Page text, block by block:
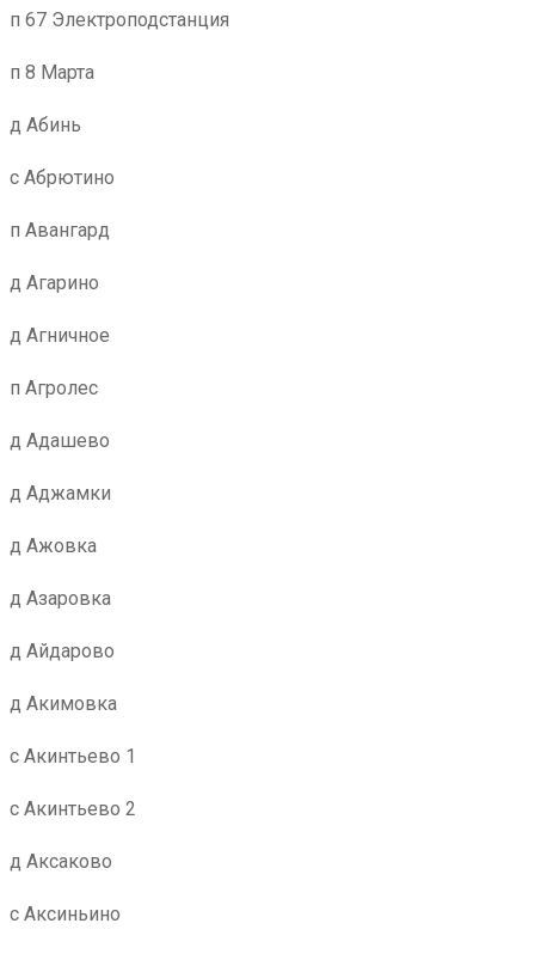
п 67 Электроподстанция
п 8 Марта
д Абинь
с Абрютино
п Авангард
д Агарино
д Агничное
п Агролес
д Адашево
д Аджамки
д Ажовка
д Азаровка
д Айдарово
д Акимовка
с Акинтьево 1
с Акинтьево 2
д Аксаково
с Аксиньино